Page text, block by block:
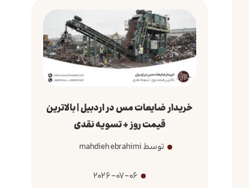
خریدار ضایعات مس در اردبیل | بالاترین
قیمت روز + تسویه نقدی
توسط mahdieh ebrahimi
2026-07-06